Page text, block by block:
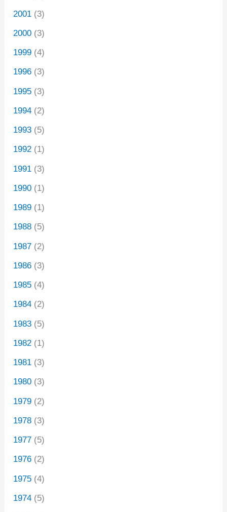
2001 (3)
2000 (3)
1999 (4)
1996 (3)
1995 (3)
1994 (2)
1993 (5)
1992 (1)
1991 (3)
1990 (1)
1989 (1)
1988 (5)
1987 (2)
1986 (3)
1985 (4)
1984 (2)
1983 (5)
1982 (1)
1981 (3)
1980 (3)
1979 (2)
1978 (3)
1977 (5)
1976 (2)
1975 (4)
1974 (5)